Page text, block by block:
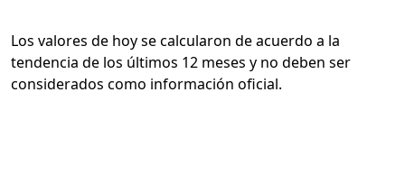
Los valores de hoy se calcularon de acuerdo a la
tendencia de los últimos 12 meses y no deben ser
considerados como información oficial.